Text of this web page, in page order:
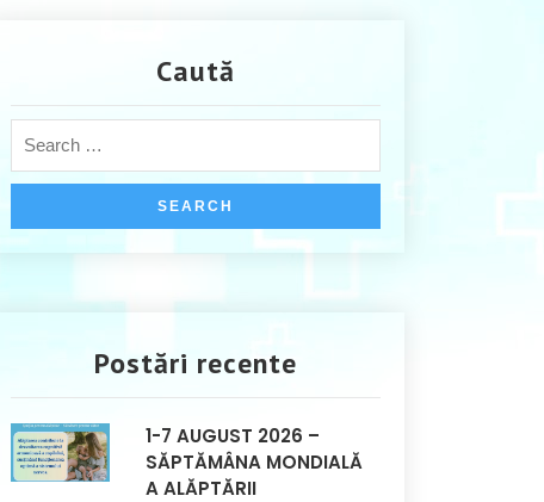
Caută
Postări recente
1-7 AUGUST 2026 –
SĂPTĂMÂNA MONDIALĂ
A ALĂPTĂRII